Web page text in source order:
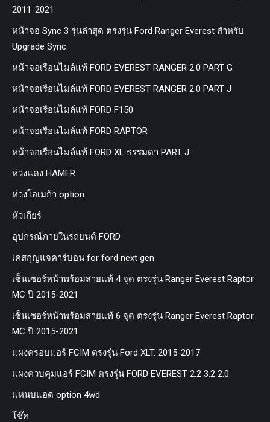
2011-2021
หน้าจอ Sync 3 รุ่นล่าสุด ตรงรุ่น Ford Ranger Everest สำหรับ
Upgrade Sync
หน้าจอเรือนไมล์แท้ FORD EVEREST RANGER 2.0 PART G
หน้าจอเรือนไมล์แท้ FORD EVEREST RANGER 2.0 PART J
หน้าจอเรือนไมล์แท้ FORD F150
หน้าจอเรือนไมล์แท้ FORD RAPTOR
หน้าจอเรือนไมล์แท้ FORD XL ธรรมดา PART J
ห่วงแดง HAMER
ห่วงโอเมก้า option
หัวเกียร์
อุปกรณ์ภายในรถยนต์ FORD
เคสกุญแจคาร์บอน for ford next gen
เซ็นเซอร์หน้าพร้อมสายแท้ 4 จุด ตรงรุ่น Ranger Everest Raptor
MC ปี 2015-2021
เซ็นเซอร์หน้าพร้อมสายแท้ 6 จุด ตรงรุ่น Ranger Everest Raptor
MC ปี 2015-2021
แผงครอบแอร์ FCIM ตรงรุ่น Ford XLT. 2015-2017
แผงควบคุมแอร์ FCIM ตรงรุ่น FORD EVEREST 2.2 3.2 2.0
แหนบแอด option 4wd
โช๊ค